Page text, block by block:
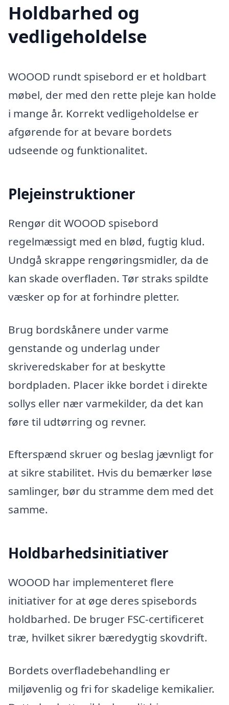
Holdbarhed og
vedligeholdelse
WOOOD rundt spisebord er et holdbart
møbel, der med den rette pleje kan holde
i mange år. Korrekt vedligeholdelse er
afgørende for at bevare bordets
udseende og funktionalitet.
Plejeinstruktioner
Rengør dit WOOOD spisebord
regelmæssigt med en blød, fugtig klud.
Undgå skrappe rengøringsmidler, da de
kan skade overfladen. Tør straks spildte
væsker op for at forhindre pletter.
Brug bordskånere under varme
genstande og underlag under
skriveredskaber for at beskytte
bordpladen. Placer ikke bordet i direkte
sollys eller nær varmekilder, da det kan
føre til udtørring og revner.
Efterspænd skruer og beslag jævnligt for
at sikre stabilitet. Hvis du bemærker løse
samlinger, bør du stramme dem med det
samme.
Holdbarhedsinitiativer
WOOOD har implementeret flere
initiativer for at øge deres spisebords
holdbarhed. De bruger FSC-certificeret
træ, hvilket sikrer bæredygtig skovdrift.
Bordets overfladebehandling er
miljøvenlig og fri for skadelige kemikalier.